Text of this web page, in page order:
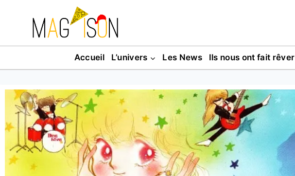
Accueil L’univers Les News Ils nous ont fait rêver